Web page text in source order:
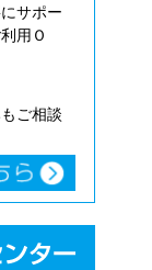
サポー
用Ｏ
ご相談